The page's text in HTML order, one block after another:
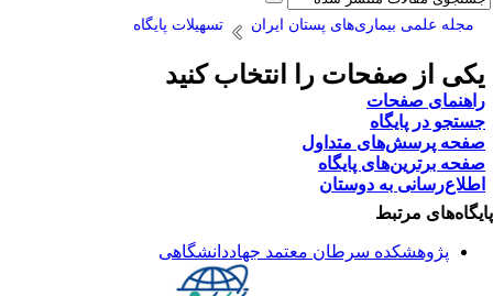
مجله علمی بیماری‌های پستان ایران تسهیلات پایگاه
از صفحات را انتخاب کنید
صفحات
در پایگاه
پرسش‌های متداول
برترین‌های پایگاه
به دوستان
مرتبط
پژوهشکده سرطان معتمد جهاددانشگاهی